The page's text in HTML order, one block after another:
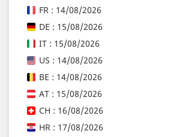
FR : 14/08/2026
DE : 15/08/2026
IT : 15/08/2026
US : 14/08/2026
BE : 14/08/2026
AT : 15/08/2026
CH : 16/08/2026
HR : 17/08/2026